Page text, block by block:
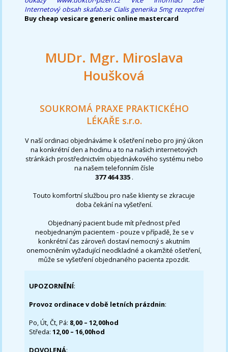
Internetový obsah skafab.se Cialis generika 5mg rezeptfrei
Buy cheap vesicare generic online mastercard
MUDr. Mgr. Miroslava
Houšková
SOUKROMÁ PRAXE PRAKTICKÉHO
LÉKAŘE s.r.o.
V naší ordinaci objednáváme k ošetření nebo pro jiný úkon
na konkrétní den a hodinu a to na našich internetových
stránkách prostřednictvím objednávkového systému nebo
na našem telefonním čísle
377 464 335 .
Touto komfortní službou pro naše klienty se zkracuje
doba čekání na vyšetření.
Objednaný pacient bude mít přednost před
neobjednaným pacientem - pouze v případě, že se v
konkrétní čas zároveň dostaví nemocný s akutním
onemocněním vyžadující neodkladné a okamžité ošetření,
může se vyšetření objednaného pacienta zpozdit.
UPOZORNĚNÍ:
Provoz ordinace v době letních prázdnin:
Po, Út, Čt, Pá: 8,00 – 12,00hod
Středa:12,00 – 16,00hod
DOVOLENÁ: